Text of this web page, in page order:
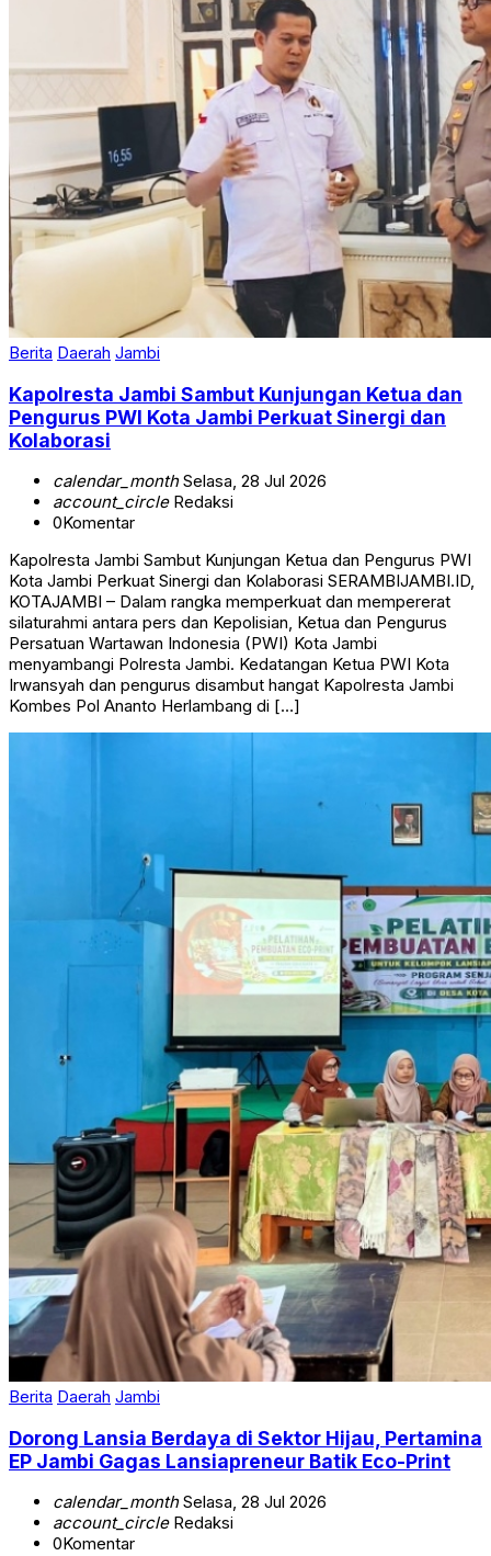
Berita Daerah Jambi
Kapolresta Jambi Sambut Kunjungan Ketua dan
Pengurus PWI Kota Jambi Perkuat Sinergi dan
Kolaborasi
calendar_monthSelasa, 28 Jul 2026
account_circleRedaksi
0Komentar
Kapolresta Jambi Sambut Kunjungan Ketua dan Pengurus PWI
Kota Jambi Perkuat Sinergi dan Kolaborasi SERAMBIJAMBI.ID,
KOTAJAMBI – Dalam rangka memperkuat dan mempererat
silaturahmi antara pers dan Kepolisian, Ketua dan Pengurus
Persatuan Wartawan Indonesia (PWI) Kota Jambi
menyambangi Polresta Jambi. Kedatangan Ketua PWI Kota
Irwansyah dan pengurus disambut hangat Kapolresta Jambi
Kombes Pol Ananto Herlambang di […]
Berita Daerah Jambi
Dorong Lansia Berdaya di Sektor Hijau, Pertamina
EP Jambi Gagas Lansiapreneur Batik Eco-Print
calendar_monthSelasa, 28 Jul 2026
account_circleRedaksi
0Komentar